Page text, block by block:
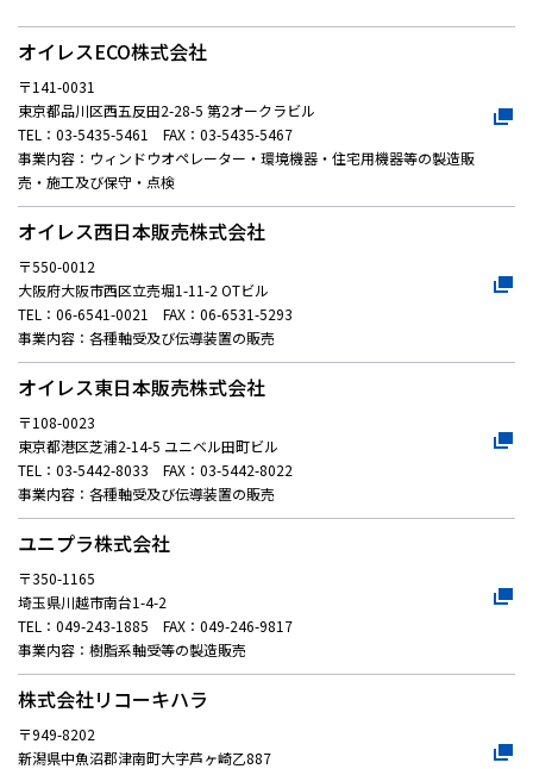
採用
お問い合わせ
プライバシーポリシー
ソーシャルメディアポリシー
企業行動憲章・規範
曽田文庫
サイトマップ
オイレスECO株式会社
〒141-0031
東京都品川区西五反田2-28-5 第2オークラビル
TEL：03-5435-5461 FAX：03-5435-5467
事業内容：ウィンドウオペレーター・環境機器・住宅用機器等の製造販
売・施工及び保守・点検
オイレス西日本販売株式会社
〒550-0012
大阪府大阪市西区立売堀1-11-2 OTビル
TEL：06-6541-0021 FAX：06-6531-5293
事業内容：各種軸受及び伝導装置の販売
オイレス東日本販売株式会社
〒108-0023
東京都港区芝浦2-14-5 ユニベル田町ビル
TEL：03-5442-8033 FAX：03-5442-8022
事業内容：各種軸受及び伝導装置の販売
ユニプラ株式会社
〒350-1165
埼玉県川越市南台1-4-2
TEL：049-243-1885 FAX：049-246-9817
事業内容：樹脂系軸受等の製造販売
株式会社リコーキハラ
〒949-8202
新潟県中魚沼郡津南町大字芦ヶ崎乙887